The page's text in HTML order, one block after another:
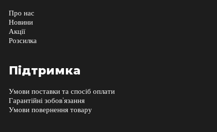
Про нас
Новини
Акції
Розсилка
Підтримка
Умови поставки та спосіб оплати
Гарантійні зобов’язання
Умови повернення товару